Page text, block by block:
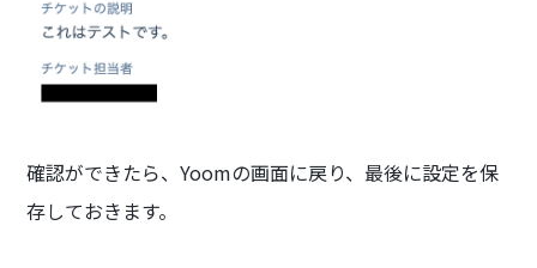
確認ができたら、Yoomの画面に戻り、最後に設定を保
存しておきます。